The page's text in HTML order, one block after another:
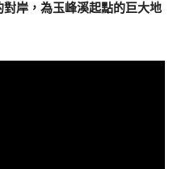
岸，為玉峰溪起點的巨大地